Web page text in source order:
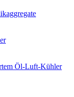
Öl-Luft-Kühler